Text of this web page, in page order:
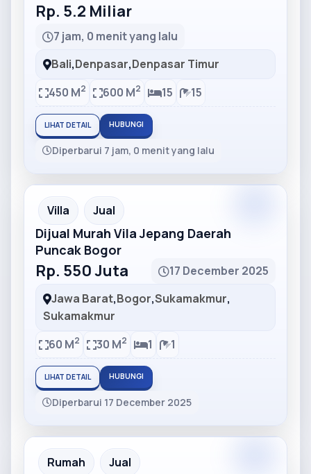
Rp. 5.2 Miliar
7 jam, 0 menit yang lalu
Bali,Denpasar,Denpasar Timur
450 M2 600 M2 15 15
LIHAT DETAIL HUBUNGI
Diperbarui 7 jam, 0 menit yang lalu
Partner Ad
Villa Jual
Dijual Murah Vila Jepang Daerah
Puncak Bogor
Rp. 550 Juta
17 December 2025
Jawa Barat,Bogor,Sukamakmur,
Sukamakmur
60 M2 30 M2 1 1
LIHAT DETAIL HUBUNGI
Diperbarui 17 December 2025
Partner Ad
Rumah Jual